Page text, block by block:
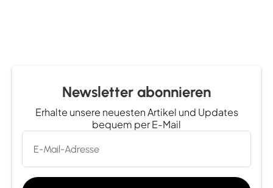
Newsletter abonnieren
Erhalte unsere neuesten Artikel und Updates
bequem per E-Mail